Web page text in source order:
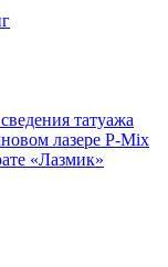
татуажа
лазере P-Mix
«Лазмик»